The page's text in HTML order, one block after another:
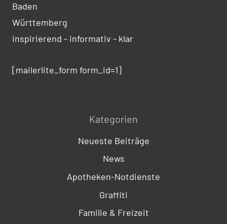
Baden
Württemberg
inspirierend - informativ - klar
[mailerlite_form form_id=1]
Kategorien
Neueste Beiträge
News
Apotheken-Notdienste
Graffiti
Familie & Freizeit